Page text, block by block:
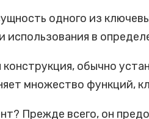
одного из
в
конструкция, обычно
множество функций,
Прежде всего, он